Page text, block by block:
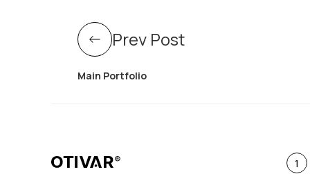
Prev Post
Main Portfolio
1